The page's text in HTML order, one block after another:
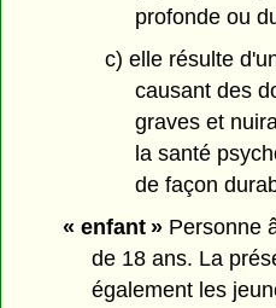
profonde ou
c) elle résulte
causant des
graves et
la santé
de façon
« enfant »Personne
de 18 ans. La
également les